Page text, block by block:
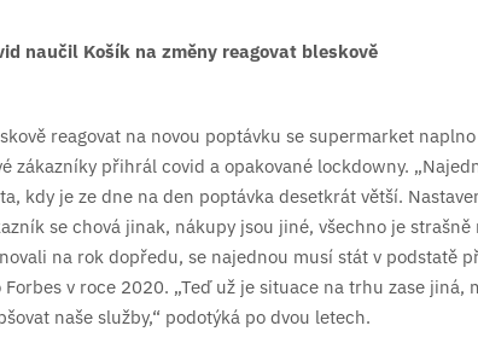
naučil Košík na změny reagovat bleskově
reagovat na novou poptávku se supermarket
zákazníky přihrál covid a opakované lockdowny.
kdy je ze dne na den poptávka desetkrát větší.
se chová jinak, nákupy jsou jiné, všechno je
na rok dopředu, se najednou musí stát v podstatě
Forbes v roce 2020. „Teď už je situace na trhu zase jiná,
naše služby,“ podotýká po dvou letech.